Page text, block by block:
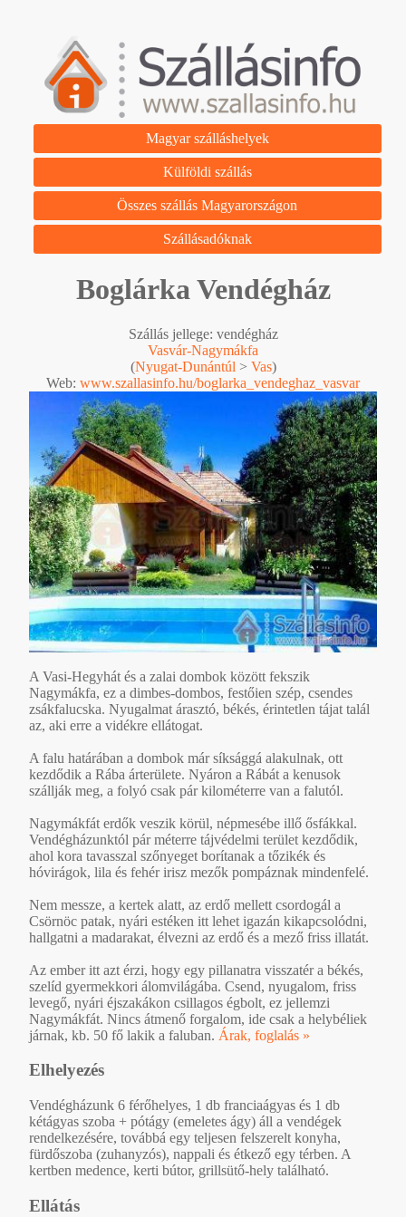
Magyar szálláshelyek
Külföldi szállás
Összes szállás Magyarországon
Szállásadóknak
Boglárka Vendégház
Szállás jellege: vendégház
Vasvár-Nagymákfa
(Nyugat-Dunántúl > Vas)
Web: www.szallasinfo.hu/boglarka_vendeghaz_vasvar
A Vasi-Hegyhát és a zalai dombok között fekszik
Nagymákfa, ez a dimbes-dombos, festőien szép, csendes
zsákfalucska. Nyugalmat árasztó, békés, érintetlen tájat talál
az, aki erre a vidékre ellátogat.
A falu határában a dombok már síksággá alakulnak, ott
kezdődik a Rába árterülete. Nyáron a Rábát a kenusok
szállják meg, a folyó csak pár kilométerre van a falutól.
Nagymákfát erdők veszik körül, népmesébe illő ősfákkal.
Vendégházunktól pár méterre tájvédelmi terület kezdődik,
ahol kora tavasszal szőnyeget borítanak a tőzikék és
hóvirágok, lila és fehér irisz mezők pompáznak mindenfelé.
Nem messze, a kertek alatt, az erdő mellett csordogál a
Csörnöc patak, nyári estéken itt lehet igazán kikapcsolódni,
hallgatni a madarakat, élvezni az erdő és a mező friss illatát.
Az ember itt azt érzi, hogy egy pillanatra visszatér a békés,
szelíd gyermekkori álomvilágába. Csend, nyugalom, friss
levegő, nyári éjszakákon csillagos égbolt, ez jellemzi
Nagymákfát. Nincs átmenő forgalom, ide csak a helybéliek
járnak, kb. 50 fő lakik a faluban. Árak, foglalás »
Elhelyezés
Vendégházunk 6 férőhelyes, 1 db franciaágyas és 1 db
kétágyas szoba + pótágy (emeletes ágy) áll a vendégek
rendelkezésére, továbbá egy teljesen felszerelt konyha,
fürdőszoba (zuhanyzós), nappali és étkező egy térben. A
kertben medence, kerti bútor, grillsütő-hely található.
Ellátás